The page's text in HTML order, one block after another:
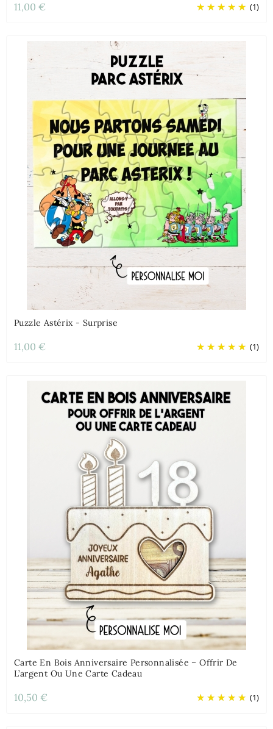
(1)
11,00 €
Puzzle Astérix - Surprise
(1)
11,00 €
Carte En Bois Anniversaire Personnalisée – Offrir De
L’argent Ou Une Carte Cadeau
(1)
10,50 €